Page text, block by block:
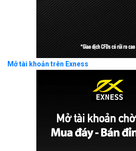
Mở tài khoản trên Exness